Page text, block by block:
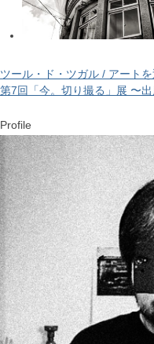
ツール・ド・ツガル / アートを
第7回「今。切り撮る」展 〜
Profile